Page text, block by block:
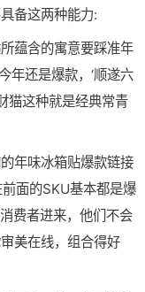
备这两种能力:
蕴含的寓意要踩准年
年还是爆款，‘顺遂六
猫这种就是经典常青
年味冰箱贴爆款链接
面的SKU基本都是爆
费者进来，他们不会
美在线，组合得好